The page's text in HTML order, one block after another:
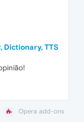
Dictionary, TTS
Opera add-ons